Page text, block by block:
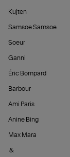
Kujten
Samsoe Samsoe
Soeur
Ganni
Éric Bompard
Barbour
Ami Paris
Anine Bing
Max Mara
&